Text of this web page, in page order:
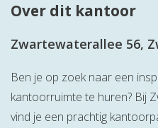
Over dit kantoor
Zwartewaterallee 56,
Ben je op zoek naar een
kantoorruimte te huren? Bij
vind je een prachtig